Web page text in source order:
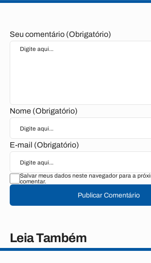
Seu comentário (Obrigatório)
Nome (Obrigatório)
E-mail (Obrigatório)
Salvar meus dados neste navegador para a
comentar.
Publicar Comentário
Leia Também